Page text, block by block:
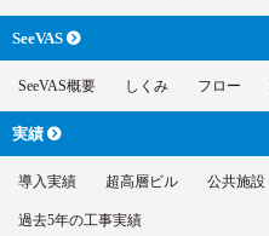
SeeVAS
SeeVAS概要 しくみ フロー
実績
導入実績 超高層ビル 公共施設
過去5年の工事実績